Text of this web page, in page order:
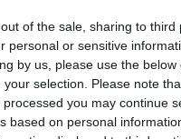
of the sale, sharing to third
personal or sensitive
by us, please use the below
selection. Please note
you may continue
based on personal